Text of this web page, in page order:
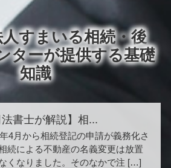
すまいる相続・後
ターが提供する基礎
知識
法書士が解説】相...
4月から相続登記の申請が義務化さ
続による不動産の名義変更は放置
くなりました。そのなかで注 […]